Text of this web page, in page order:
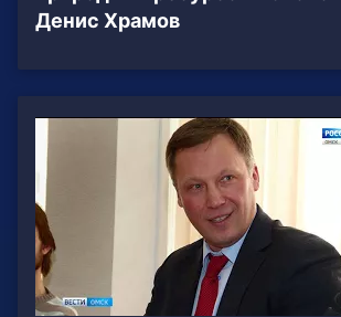
Денис Храмов